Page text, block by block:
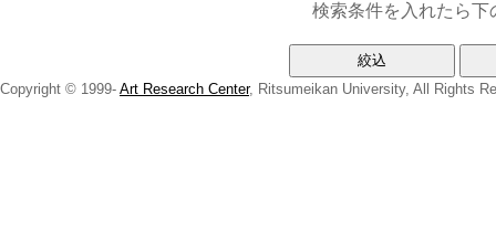
検索条件を入れたら
Copyright © 1999- Art Research Center, Ritsumeikan University, All Rights